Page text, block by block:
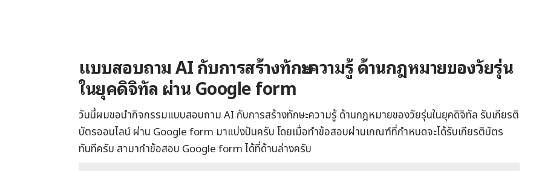
แบบสอบถาม AI กับการสร้างทักษะความรู้ ด้านกฎหมายของวัยรุ่น
ในยุคดิจิทัล ผ่าน Google form
วันนี้ผมขอนำกิจกรรมแบบสอบถาม AI กับการสร้างทักษะความรู้ ด้านกฎหมายของวัยรุ่นในยุคดิจิทัล รับเกียรติ
บัตรออนไลน์ ผ่าน Google form มาแบ่งปันครับ โดยเมื่อทำข้อสอบผ่านเกณฑ์ที่กำหนดจะได้รับเกียรติบัตร
ทันทีครับ สามาทำข้อสอบ Google form ได้ที่ด้านล่างครับ